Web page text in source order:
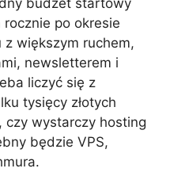
po okresie
większym ruchem,
newsletterem i
liczyć się z
tysięcy złotych
czy wystarczy hosting
będzie VPS,